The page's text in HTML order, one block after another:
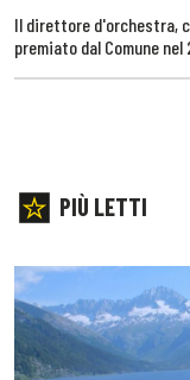
Il direttore d'orchestra,
premiato dal Comune nel
PIÙ LETTI